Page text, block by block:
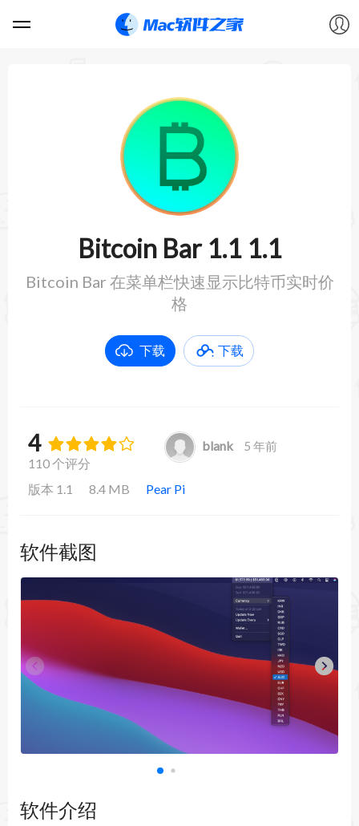
Bitcoin Bar 1.1 1.1
Bitcoin Bar 在菜单栏快速显示比特币实时价
格
下载 下载
4
110 个评分
blank 5 年前
版本 1.1 8.4 MB Pear Pi
软件截图
软件介绍